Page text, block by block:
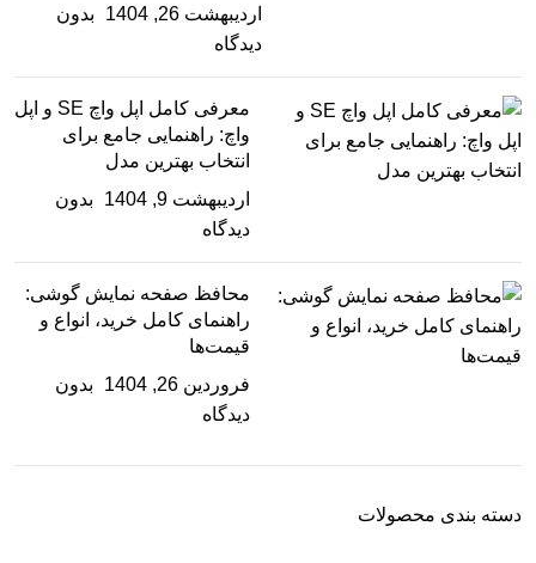
اردیبهشت 26, 1404
بدون
دیدگاه
معرفی کامل اپل واچ SE و اپل
واچ: راهنمایی جامع برای
انتخاب بهترین مدل
اردیبهشت 9, 1404
بدون
دیدگاه
محافظ صفحه نمایش گوشی:
راهنمای کامل خرید، انواع و
قیمت‌ها
فروردین 26, 1404
بدون
دیدگاه
دسته بندی محصولات